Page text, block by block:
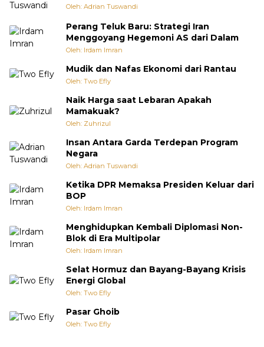
Oleh: Adrian Tuswandi
Perang Teluk Baru: Strategi Iran
Menggoyang Hegemoni AS dari Dalam
Oleh: Irdam Imran
Mudik dan Nafas Ekonomi dari Rantau
Oleh: Two Efly
Naik Harga saat Lebaran Apakah
Mamakuak?
Oleh: Zuhrizul
Insan Antara Garda Terdepan Program
Negara
Oleh: Adrian Tuswandi
Ketika DPR Memaksa Presiden Keluar dari
BOP
Oleh: Irdam Imran
Menghidupkan Kembali Diplomasi Non-
Blok di Era Multipolar
Oleh: Irdam Imran
Selat Hormuz dan Bayang-Bayang Krisis
Energi Global
Oleh: Two Efly
Pasar Ghoib
Oleh: Two Efly